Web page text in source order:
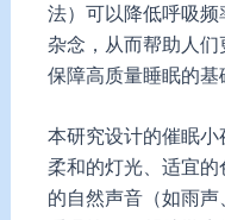
法）可以降低呼吸
杂念，从而帮助人
保障高质量睡眠的基
本研究设计的催眠小
柔和的灯光、适宜
的自然声音（如雨